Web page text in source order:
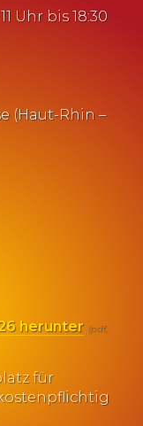
Uhr bis 18:30
(Haut-Rhin –
herunter (pdf,
für